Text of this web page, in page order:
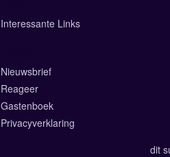
dit
Interessante Links
Nieuwsbrief
Reageer
Gastenboek
Privacyverklaring